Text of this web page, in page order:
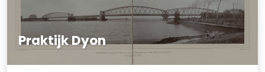
Praktijk Dyon